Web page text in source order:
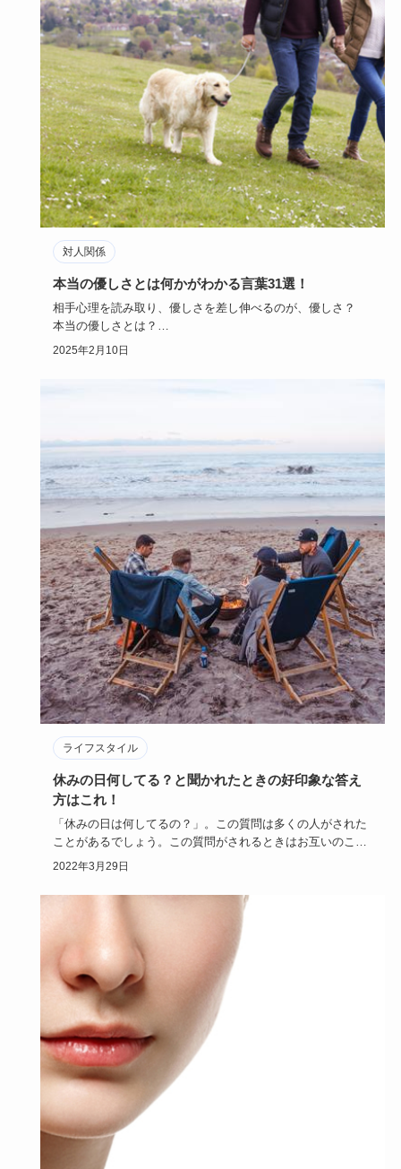
対人関係
本当の優しさとは何かがわかる言葉31選！
相手心理を読み取り、優しさを差し伸べるのが、優しさ？
本当の優しさとは？
具体的な言葉を例に、また、優しい男性（人）か…
2025年2月10日
ライフスタイル
休みの日何してる？と聞かれたときの好印象な答え
方はこれ！
「休みの日は何してるの？」。この質問は多くの人がされた
ことがあるでしょう。この質問がされるときはお互いのこと
をまだよく知ら…
2022年3月29日